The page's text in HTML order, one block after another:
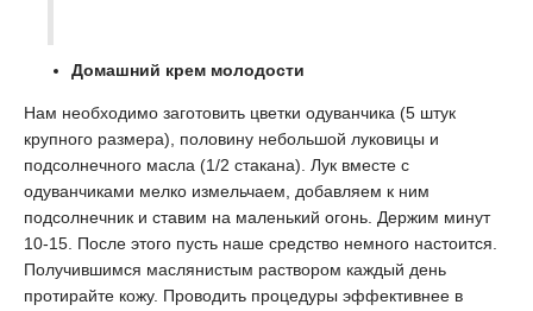
Домашний крем молодости
Нам необходимо заготовить цветки одуванчика (5 штук
крупного размера), половину небольшой луковицы и
подсолнечного масла (1/2 стакана). Лук вместе с
одуванчиками мелко измельчаем, добавляем к ним
подсолнечник и ставим на маленький огонь. Держим минут
10-15. После этого пусть наше средство немного настоится.
Получившимся маслянистым раствором каждый день
протирайте кожу. Проводить процедуры эффективнее в